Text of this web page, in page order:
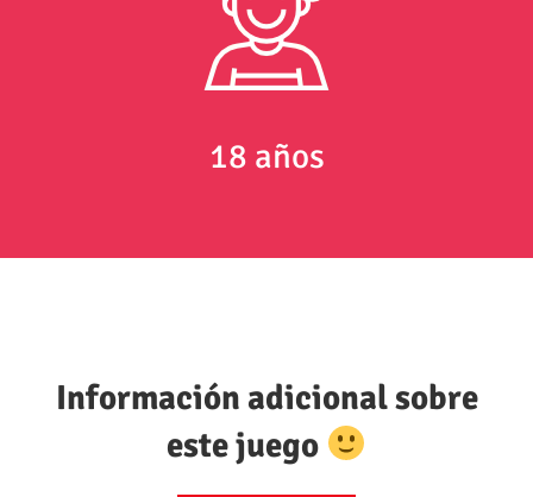
18 años
Información adicional sobre
este juego